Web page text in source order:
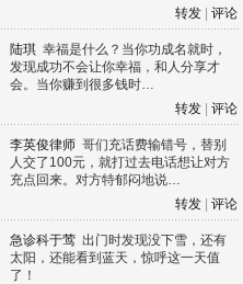
转发
评论
陆琪 幸福是什么？当你功成名就时，
发现成功不会让你幸福，和人分享才
会。当你赚到很多钱时…
转发
评论
李英俊律师 哥们充话费输错号，替别
人交了100元，就打过去电话想让对方
充点回来。对方特郁闷地说…
转发
评论
急诊科于莺 出门时发现没下雪，还有
太阳，还能看到蓝天，惊呼这一天值
了！